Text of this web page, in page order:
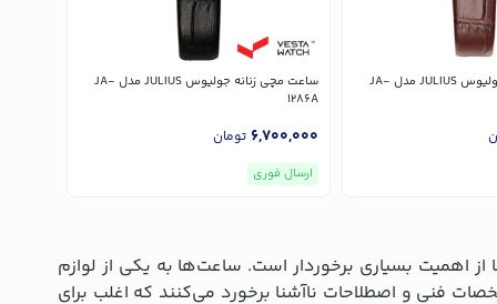
ساعت مچی زنانه جولیوس JULIUS مدل JA-
ساعت مچی زنانه جولیوس JULIUS مدل JA-
1286A
6,700,000 تومان
ارسال فوری
اهمیت بسیاری برخوردار است. ساعت‌ها به یکی از لوازم
فنی و اصطلاحات ناآشنا برخورد می‌کنند که اغلب برای